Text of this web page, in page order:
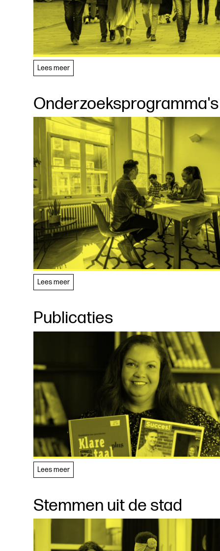
Lees meer
Onderzoeksprogramma's
Lees meer
Publicaties
Lees meer
Stemmen uit de stad